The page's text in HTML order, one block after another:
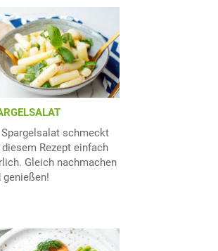
Spargelsalat schmeckt
Rezept einfach
Gleich nachmachen
genießen!